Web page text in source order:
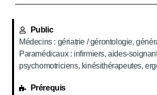
Public
Médecins : gériatrie / gérontologie,
Paramédicaux : infirmiers, aides-
psychomotriciens, kinésithérapeutes,
Prérequis